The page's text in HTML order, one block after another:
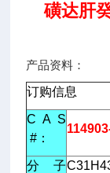
磺达肝
产品资料：
订购信息
C A S
#：
分 子